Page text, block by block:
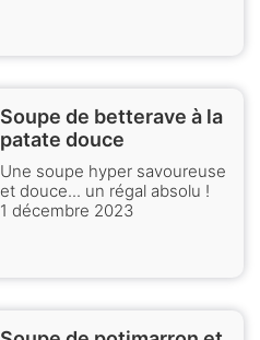
Soupe de betterave à la
patate douce
Une soupe hyper savoureuse
et douce... un régal absolu !
1 décembre 2023